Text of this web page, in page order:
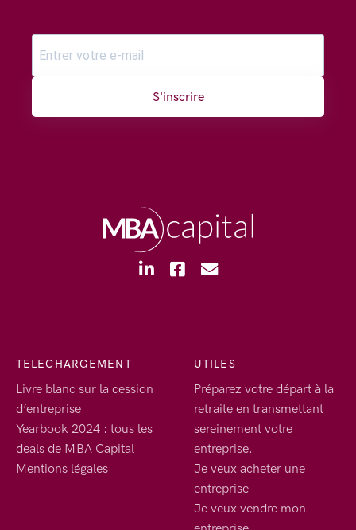
S'inscrire
TELECHARGEMENT
Livre blanc sur la cession
d’entreprise
Yearbook 2024 : tous les
deals de MBA Capital
Mentions légales
UTILES
Préparez votre départ à la
retraite en transmettant
sereinement votre
entreprise.
Je veux acheter une
entreprise
Je veux vendre mon